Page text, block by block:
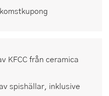
KFCC från ceramica
spishällar, inklusive